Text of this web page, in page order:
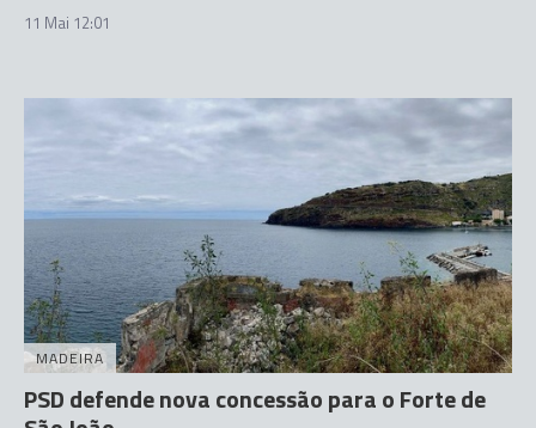
11 Mai 12:01
MADEIRA
PSD defende nova concessão para o Forte de